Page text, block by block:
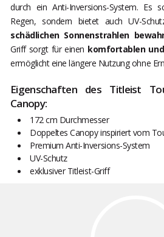
durch ein Anti-Inversions-System. Es
Regen, sondern bietet auch UV-
schädlichen Sonnenstrahlen
Griff sorgt für einen komfortablen
ermöglicht eine längere Nutzung ohne
Eigenschaften des Titleist
Canopy:
172 cm Durchmesser
Doppeltes Canopy inspiriert vom
Premium Anti-Inversions-System
UV-Schutz
exklusiver Titleist-Griff